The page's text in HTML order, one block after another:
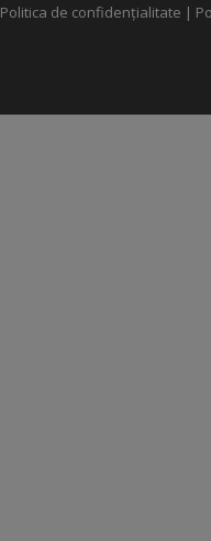
Politica de confidențialitate |